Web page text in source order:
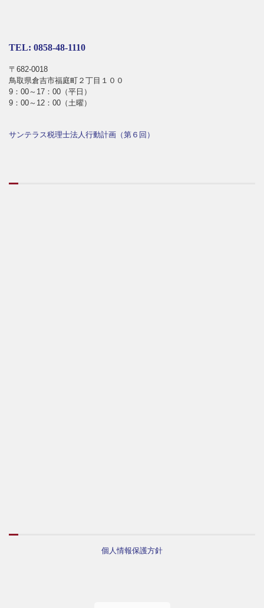
TEL: 0858-48-1110
〒682-0018
鳥取県倉吉市福庭町２丁目１００
9：00～17：00（平日）
9：00～12：00（土曜）
サンテラス税理士法人行動計画（第６回）
個人情報保護方針